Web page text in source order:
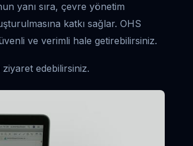
yanı sıra, çevre yönetim
katkı sağlar. OHS
ve verimli hale getirebilirsiniz.
ziyaret edebilirsiniz.